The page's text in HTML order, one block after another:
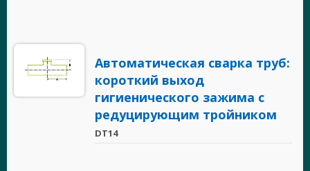
Автоматическая сварка труб:
короткий выход
гигиенического зажима с
редуцирующим тройником
DT14